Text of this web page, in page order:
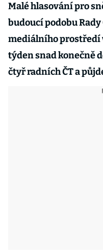
Malé hlasování pro
budoucí podobu Rady
mediálního prostředí
týden snad konečně
čtyř radních ČT a